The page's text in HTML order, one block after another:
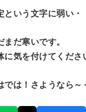
という文字に弱い・
まだ寒いです。
に気を付けてくださ
では！さようなら